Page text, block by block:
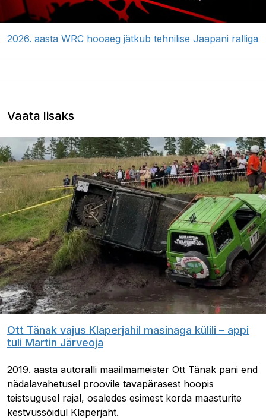
2026. aasta WRC hooaeg jätkub tehnilise Jaapani ralliga
Vaata lisaks
Ott Tänak vajus Klaperjahil masinaga külili – appi
tuli Martin Järveoja
2019. aasta autoralli maailmameister Ott Tänak pani end
nädalavahetusel proovile tavapärasest hoopis
teistsugusel rajal, osaledes esimest korda maasturite
kestvussõidul Klaperjaht.